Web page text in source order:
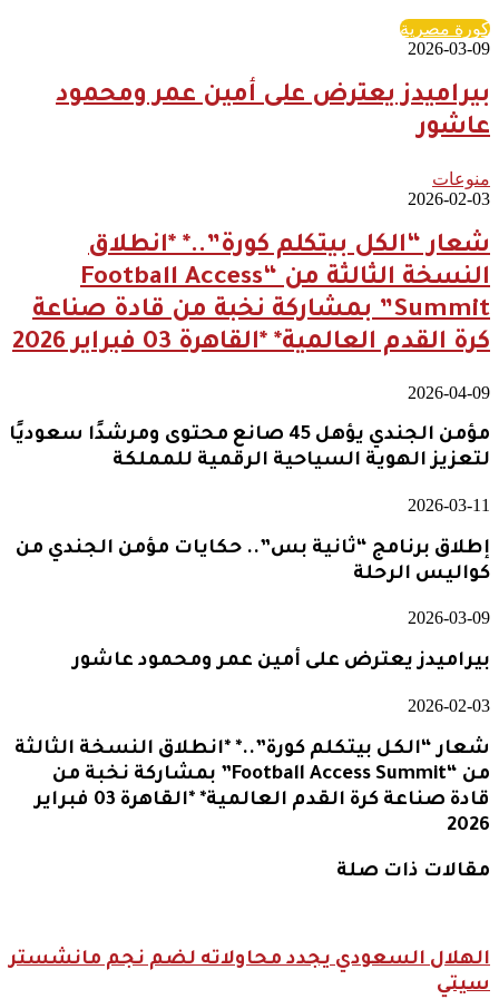
كورة مصرية
2026-03-09
بيراميدز يعترض على أمين عمر ومحمود
عاشور
منوعات
2026-02-03
شعار “الكل بيتكلم كورة”..* *انطلاق
النسخة الثالثة من “Football Access
Summit” بمشاركة نخبة من قادة صناعة
كرة القدم العالمية* *القاهرة 03 فبراير 2026
2026-04-09
مؤمن الجندي يؤهل 45 صانع محتوى ومرشدًا سعوديًا
لتعزيز الهوية السياحية الرقمية للمملكة
2026-03-11
إطلاق برنامج “ثانية بس”.. حكايات مؤمن الجندي من
كواليس الرحلة
2026-03-09
بيراميدز يعترض على أمين عمر ومحمود عاشور
2026-02-03
شعار “الكل بيتكلم كورة”..* *انطلاق النسخة الثالثة
من “Football Access Summit” بمشاركة نخبة من
قادة صناعة كرة القدم العالمية* *القاهرة 03 فبراير
2026
مقالات ذات صلة
الهلال السعودي يجدد محاولاته لضم نجم مانشستر
سيتي